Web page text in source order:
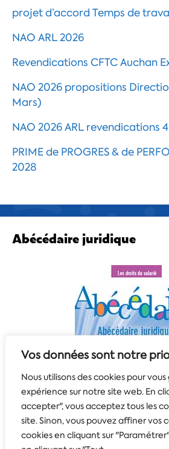
Vos données sont notre
Nous utilisons des cookies pour
expérience sur notre site web. En
accepter", vous acceptez tous les
site. Sinon, vous pouvez affiner vos
cookies en cliquant sur
projet d’accord Temps de
NAO ARL 2026
Revendications CFTC Auchan
NAO 2026 propositions
Mars)
NAO 2026 ARL revendications
PRIME de PROGRES & de
2028
Abécédaire juridique